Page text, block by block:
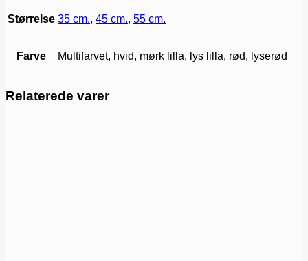
Størrelse 35 cm., 45 cm., 55 cm.
Farve Multifarvet, hvid, mørk lilla, lys lilla, rød, lyserød
Relaterede varer